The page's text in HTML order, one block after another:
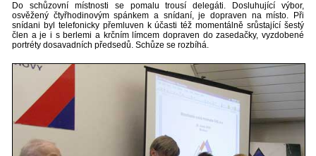
Do schůzovní místnosti se pomalu trousí delegáti. Dosluhující výbor,
osvěžený čtyřhodinovým spánkem a snídaní, je dopraven na místo. Při
snídani byl telefonicky přemluven k účasti též momentálně srůstající šestý
člen a je i s berlemi a krčním límcem dopraven do zasedačky, vyzdobené
portréty dosavadních předsedů. Schůze se rozbíhá.